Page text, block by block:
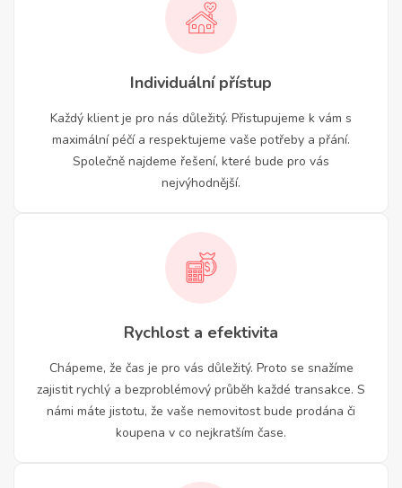
Individuální přístup
Každý klient je pro nás důležitý. Přistupujeme k vám s
maximální péčí a respektujeme vaše potřeby a přání.
Společně najdeme řešení, které bude pro vás
nejvýhodnější.
Rychlost a efektivita
Chápeme, že čas je pro vás důležitý. Proto se snažíme
zajistit rychlý a bezproblémový průběh každé transakce. S
námi máte jistotu, že vaše nemovitost bude prodána či
koupena v co nejkratším čase.